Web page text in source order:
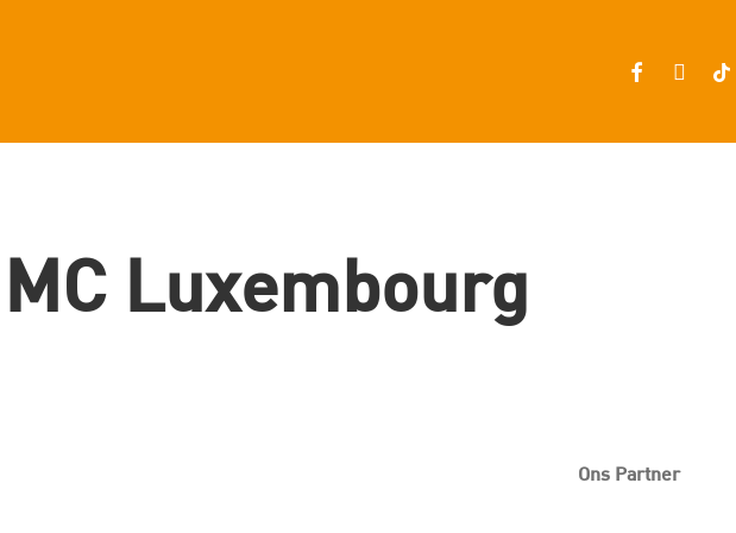
FACEBOOK
MC Luxembourg
Ons Partner